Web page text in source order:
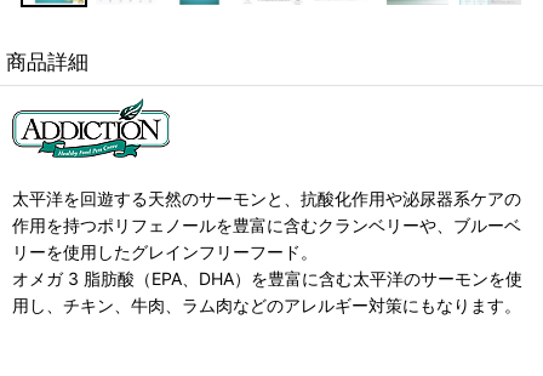
商品詳細
太平洋を回遊する天然のサーモンと、抗酸化作用や泌尿器系ケアの
作用を持つポリフェノールを豊富に含むクランベリーや、ブルーベ
リーを使用したグレインフリーフード。
オメガ 3 脂肪酸（EPA、DHA）を豊富に含む太平洋のサーモンを使
用し、チキン、牛肉、ラム肉などのアレルギー対策にもなります。